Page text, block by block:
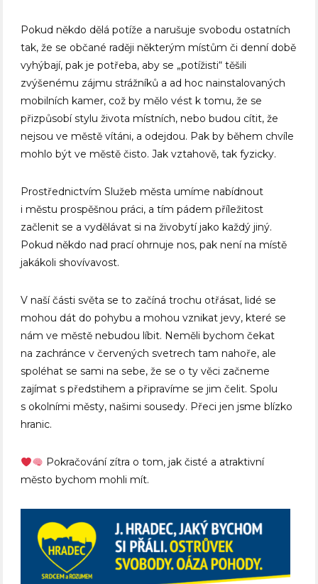
Pokud někdo dělá potíže a narušuje svobodu ostatních
tak, že se občané raději některým místům či denní době
vyhýbají, pak je potřeba, aby se „potížisti“ těšili
zvýšenému zájmu strážníků a ad hoc nainstalovaných
mobilních kamer, což by mělo vést k tomu, že se
přizpůsobí stylu života místních, nebo budou cítit, že
nejsou ve městě vítáni, a odejdou. Pak by během chvíle
mohlo být ve městě čisto. Jak vztahově, tak fyzicky.
Prostřednictvím Služeb města umíme nabídnout
i městu prospěšnou práci, a tím pádem příležitost
začlenit se a vydělávat si na živobytí jako každý jiný.
Pokud někdo nad prací ohrnuje nos, pak není na místě
jakákoli shovívavost.
V naší části světa se to začíná trochu otřásat, lidé se
mohou dát do pohybu a mohou vznikat jevy, které se
nám ve městě nebudou líbit. Neměli bychom čekat
na zachránce v červených svetrech tam nahoře, ale
spoléhat se sami na sebe, že se o ty věci začneme
zajímat s předstihem a připravíme se jim čelit. Spolu
s okolními městy, našimi sousedy. Přeci jen jsme blízko
hranic.
Pokračování zítra o tom, jak čisté a atraktivní
město bychom mohli mít.